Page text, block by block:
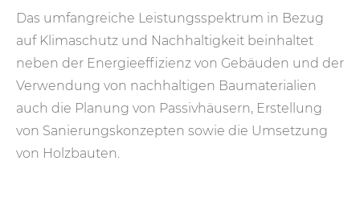
Das umfangreiche Leistungs­spektrum in Bezug
auf Klimaschutz und Nachhaltigkeit be­in­haltet
neben der Energie­effizienz von Gebäuden und der
Ver­wendung von nach­haltigen Bau­materia­lien
auch die Planung von Passiv­häusern, Er­stellung
von Sanierungs­konzepten sowie die Um­setzung
von Holz­bauten.